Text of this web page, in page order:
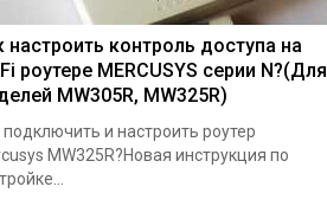
настроить контроль доступа на
роутере MERCUSYS серии N?(Для
MW305R, MW325R)
подключить и настроить роутер
MW325R?Новая инструкция по